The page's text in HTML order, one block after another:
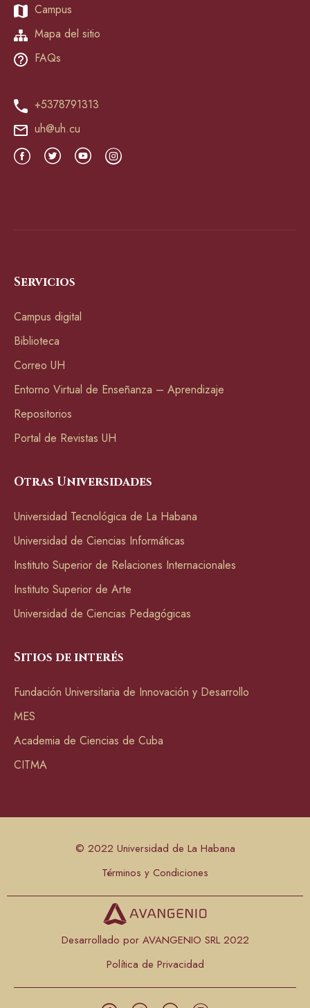
Campus
Mapa del sitio
FAQs
+5378791313
uh@uh.cu
Servicios
Campus digital
Biblioteca
Correo UH
Entorno Virtual de Enseñanza – Aprendizaje
Repositorios
Portal de Revistas UH
Otras Universidades
Universidad Tecnológica de La Habana
Universidad de Ciencias Informáticas
Instituto Superior de Relaciones Internacionales
Instituto Superior de Arte
Universidad de Ciencias Pedagógicas
Sitios de interés
Fundación Universitaria de Innovación y Desarrollo
MES
Academia de Ciencias de Cuba
CITMA
© 2022 Universidad de La Habana
Términos y Condiciones
Desarrollado por AVANGENIO SRL 2022
Política de Privacidad